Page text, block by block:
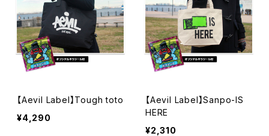
【Aevil Label】Tough toto
¥4,290
【Aevil Label】Sanpo-IS
HERE
¥2,310